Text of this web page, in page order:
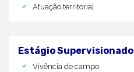
Atuação territorial
Estágio Supervisionado
Vivência de campo